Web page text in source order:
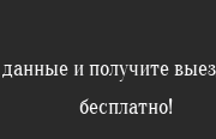
данные и получите
бесплатно!